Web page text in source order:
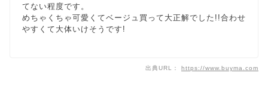
てない程度です。
めちゃくちゃ可愛くてベージュ買って大正解でした!!合わせ
やすくて大体いけそうです!
出典URL： https://www.buyma.com